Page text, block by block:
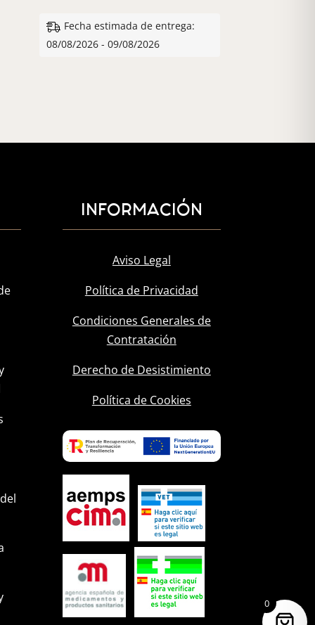
Fecha estimada de entrega:
08/08/2026 - 09/08/2026
INFORMACIÓN
Aviso Legal
Política de Privacidad
Condiciones Generales de
Contratación
Derecho de Desistimiento
Política de Cookies
0